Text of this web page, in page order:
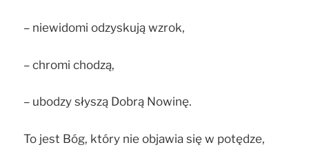
– niewidomi odzyskują wzrok,
– chromi chodzą,
– ubodzy słyszą Dobrą Nowinę.
To jest Bóg, który nie objawia się w potędze,